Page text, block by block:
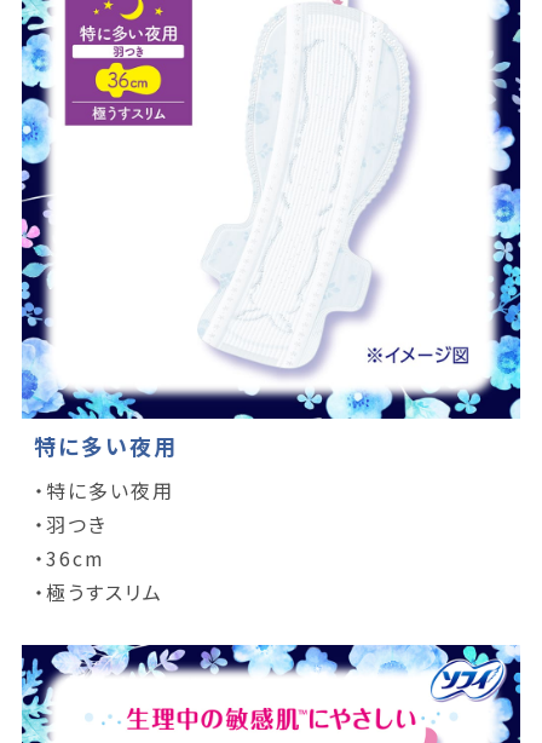
特に多い夜用
・特に多い夜用
・羽つき
・36cm
・極うすスリム